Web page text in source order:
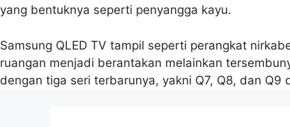
yang bentuknya seperti penyangga kayu.
Samsung QLED TV tampil seperti perangkat
ruangan menjadi berantakan melainkan
dengan tiga seri terbarunya, yakni Q7, Q8, dan